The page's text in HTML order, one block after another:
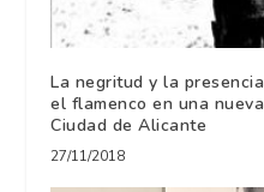
La negritud y la
el flamenco en una
Ciudad de Alicante
27/11/2018